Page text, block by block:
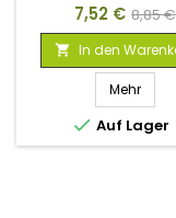
Preis
7,52 € 8,85 €
 In den
Mehr
 Auf Lager